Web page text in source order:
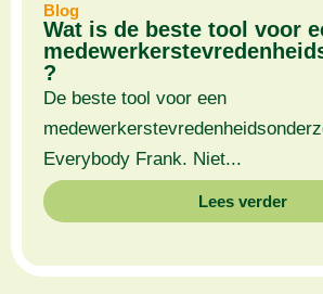
Blog
Wat is de beste tool voor
?
De beste tool voor een
Everybody Frank. Niet...
Lees verder